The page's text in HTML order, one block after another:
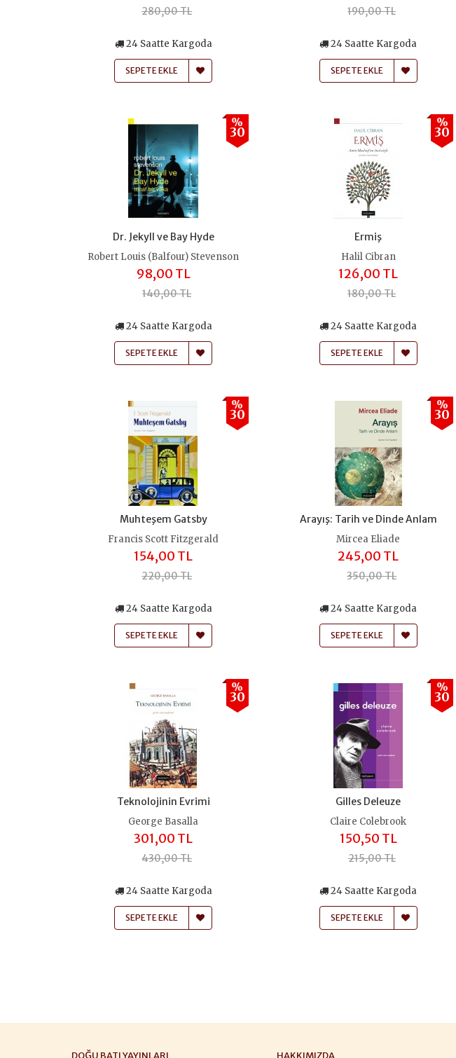
280,00 TL
24 Saatte Kargoda
SEPETE EKLE
190,00 TL
24 Saatte Kargoda
SEPETE EKLE
%
30
Dr. Jekyll ve Bay Hyde
Robert Louis (Balfour) Stevenson
98,00 TL
140,00 TL
24 Saatte Kargoda
SEPETE EKLE
%
30
Ermiş
Halil Cibran
126,00 TL
180,00 TL
24 Saatte Kargoda
SEPETE EKLE
%
30
Muhteşem Gatsby
Francis Scott Fitzgerald
154,00 TL
220,00 TL
24 Saatte Kargoda
SEPETE EKLE
%
30
Arayış: Tarih ve Dinde Anlam
Mircea Eliade
245,00 TL
350,00 TL
24 Saatte Kargoda
SEPETE EKLE
%
30
Teknolojinin Evrimi
George Basalla
301,00 TL
430,00 TL
24 Saatte Kargoda
SEPETE EKLE
%
30
Gilles Deleuze
Claire Colebrook
150,50 TL
215,00 TL
24 Saatte Kargoda
SEPETE EKLE
DOĞU BATI YAYINLARI HAKKIMIZDA